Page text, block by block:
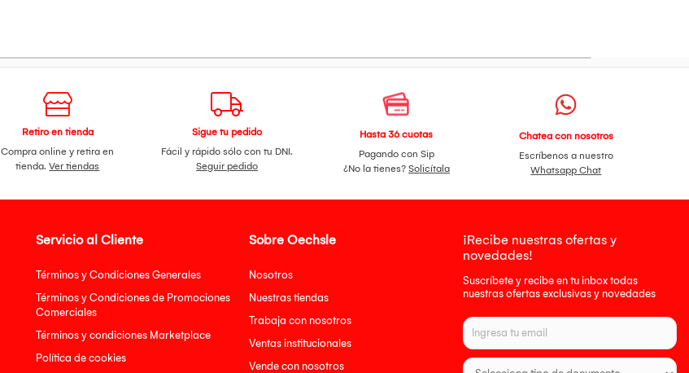
Retiro en tienda
Compra online y retira en
tienda.Ver tiendas
Sigue tu pedido
Fácil y rápido sólo con tu DNI.
Seguir pedido
Hasta 36 cuotas
Pagando con Sip
¿No la tienes? Solicítala
Chatea con nosotros
Escríbenos a nuestro
Whatsapp Chat
Servicio al Cliente
Términos y Condiciones Generales
Términos y Condiciones de Promociones
Comerciales
Términos y condiciones Marketplace
Política de cookies
Sobre Oechsle
Nosotros
Nuestras tiendas
Trabaja con nosotros
Ventas institucionales
Vende con nosotros
¡Recibe nuestras ofertas y
novedades!
Suscríbete y recibe en tu inbox todas
nuestras ofertas exclusivas y novedades